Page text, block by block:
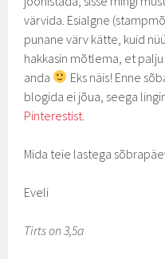
värvida. Esialgne
punane värv kätte, kuid
hakkasin mõtlema, et
anda
Eks näis! Enne
blogida ei jõua, seega
Pinterestist
Mida teie lastega
Eveli
Tirts on 3,5a